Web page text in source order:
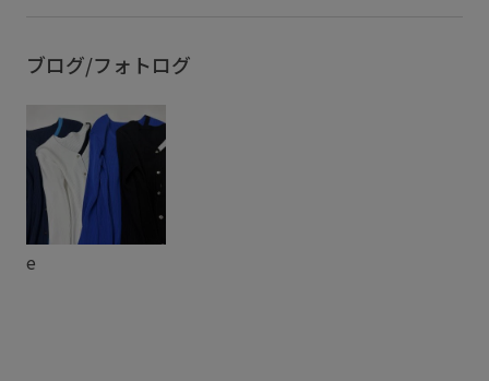
テーパードパンツ デザイン性
フレアスカート ポリエステル
レーヨン混 万能アイテム
大人カジュアル
ブログ/フォトログ
e